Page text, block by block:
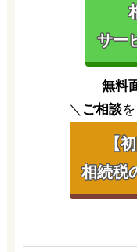
サー
無料
＼ ご相談
【
相続税